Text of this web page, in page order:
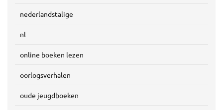
nederlandstalige
nl
online boeken lezen
oorlogsverhalen
oude jeugdboeken